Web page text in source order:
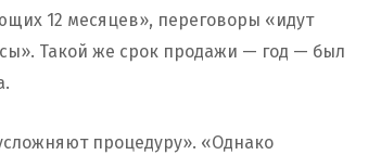
12 месяцев», переговоры «идут
Такой же срок продажи — год — был
процедуру». «Однако